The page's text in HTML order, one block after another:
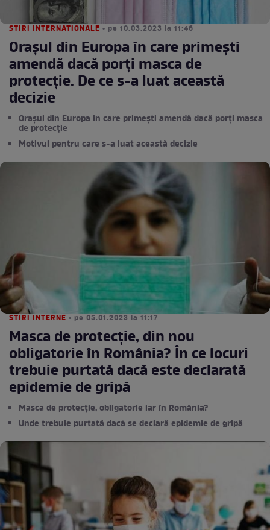
STIRI INTERNATIONALE • pe 10.03.2023 la 11:46
Orașul din Europa în care primești
amendă dacă porți masca de
protecție. De ce s-a luat această
decizie
Orașul din Europa în care primești amendă dacă porți masca
de protecție
Motivul pentru care s-a luat această decizie
STIRI INTERNE • pe 05.01.2023 la 11:17
Masca de protecție, din nou
obligatorie în România? În ce locuri
trebuie purtată dacă este declarată
epidemie de gripă
Masca de protecție, obligatorie iar în România?
Unde trebuie purtată dacă se declară epidemie de gripă